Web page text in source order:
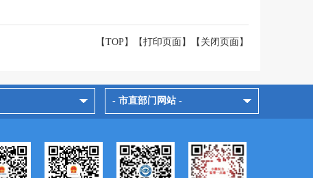
【TOP】 【打印页面 】【 关闭页面 】
- 市直部门网站 -